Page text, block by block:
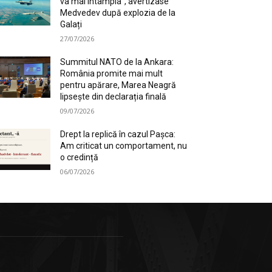
Medvedev după explozia de la
Galați
27/07/2026
Summitul NATO de la Ankara:
România promite mai mult
pentru apărare, Marea Neagră
lipsește din declarația finală
09/07/2026
Drept la replică în cazul Pașca:
Am criticat un comportament, nu
o credință
06/07/2026